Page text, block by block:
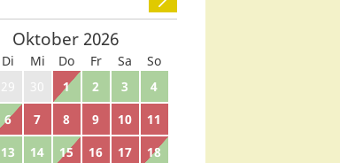
Oktober 2026
Di Mi Do Fr Sa
So
29 30 1 2 3
4
6 7 8 9 10
11
13 14 15 16 17 18